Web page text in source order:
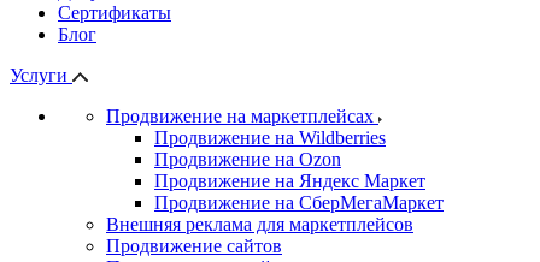
Сертификаты
Блог
Услуги
Продвижение на маркетплейсах
Продвижение на Wildberries
Продвижение на Ozon
Продвижение на Яндекс Маркет
Продвижение на СберМегаМаркет
Внешняя реклама для маркетплейсов
Продвижение сайтов